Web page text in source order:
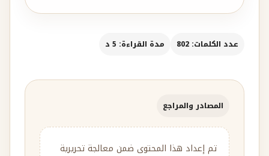
عدد الكلمات: 802 مدة القراءة: 5 د
المصادر والمراجع
تم إعداد هذا المحتوى ضمن معالجة تحريرية